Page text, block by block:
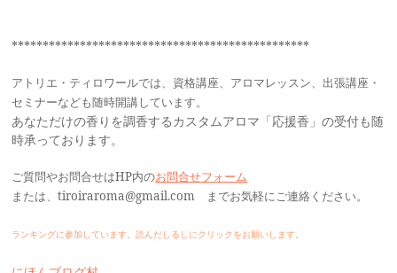
************************************************
アトリエ・ティロワールでは、資格講座、アロマレッスン、出張講座・
セミナーなども随時開講しています。
あなただけの香りを調香するカスタムアロマ「応援香」の受付も随
時承っております。
ご質問やお問合せはHP内のお問合せフォーム
または、tiroiraroma@gmail.com までお気軽にご連絡ください。
ランキングに参加しています。読んだしるしにクリックをお願いします。